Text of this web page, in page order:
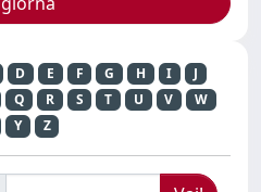
D E F G H I
J
Q R S T U V
W
Y Z